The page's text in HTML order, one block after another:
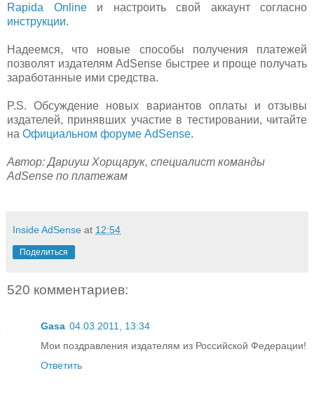
Rapida Onlineи настроить свой аккаунт согласно
инструкции.
Надеемся, что новые способы получения платежей
позволят издателям AdSense быстрее и проще получать
заработанные ими средства.
P.S. Обсуждение новых вариантов оплаты и отзывы
издателей, принявших участие в тестировании, читайте
на Официальном форуме AdSense.
Автор: Дариуш Хорщарук, специалист команды
AdSense по платежам
Inside AdSense at 12:54
Поделиться
520 комментариев:
Gasa 04.03.2011, 13:34
Мои поздравления издателям из Российской Федерации!
Ответить